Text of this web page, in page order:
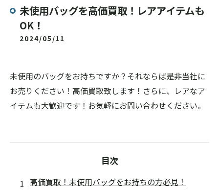
未使用バッグを高価買取！レアアイテムも
OK！
2024/05/11
未使用のバッグをお持ちですか？それならば是非当社に
お売りください！高価買取致します！さらに、レアなア
イテムも大歓迎です！お気軽にお問い合わせください。
目次
高価買取！未使用バッグをお持ちの方必見！